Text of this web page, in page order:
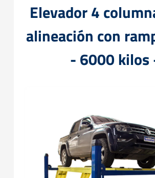
Elevador 4
alineación con
- 6000 kilos